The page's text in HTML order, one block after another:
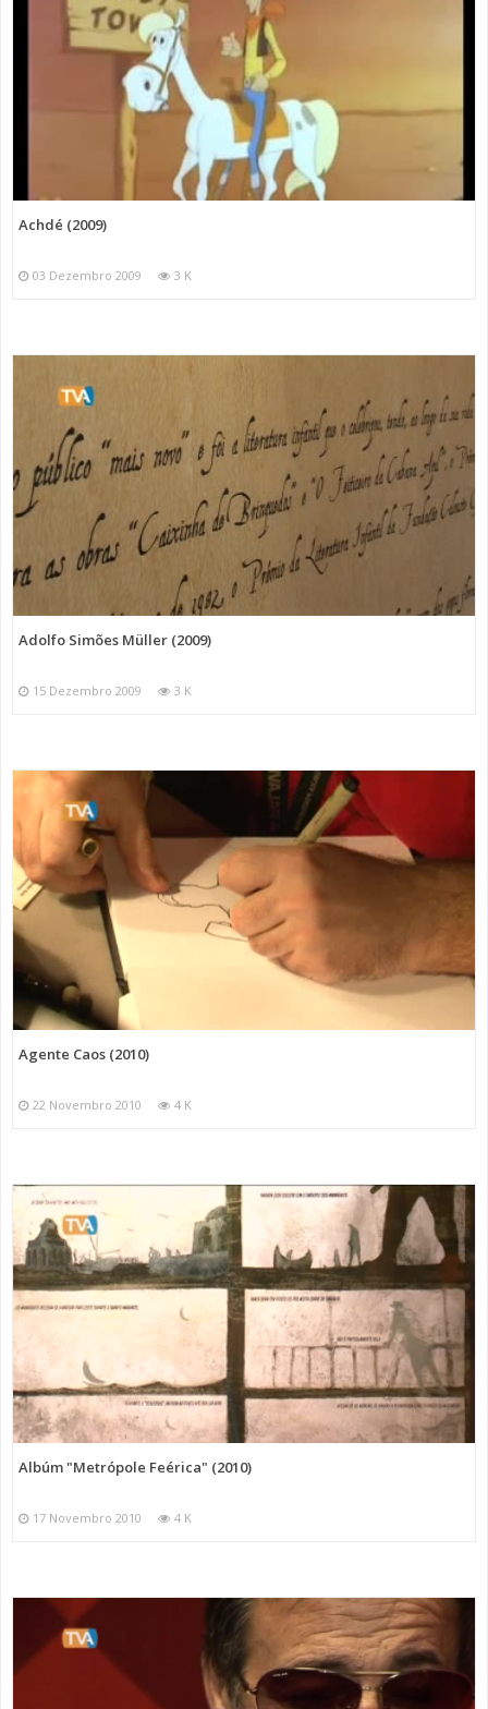
Achdé (2009)
03 Dezembro 2009 3 K
Adolfo Simões Müller (2009)
15 Dezembro 2009 3 K
Agente Caos (2010)
22 Novembro 2010 4 K
Albúm "Metrópole Feérica" (2010)
17 Novembro 2010 4 K